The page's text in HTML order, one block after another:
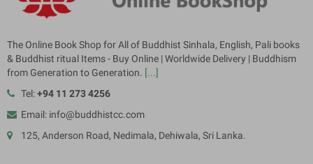
The Online Book Shop for All of Buddhist Sinhala, English, Pali books
& Buddhist ritual Items - Buy Online | Worldwide Delivery | Buddhism
from Generation to Generation. [...]
Tel:+94 11 273 4256
Email: info@buddhistcc.com
125, Anderson Road, Nedimala, Dehiwala, Sri Lanka.